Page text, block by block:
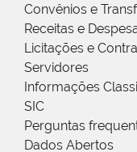
Convênios e
Receitas e
Licitações e
Servidores
Informações
SIC
Perguntas
Dados Abertos